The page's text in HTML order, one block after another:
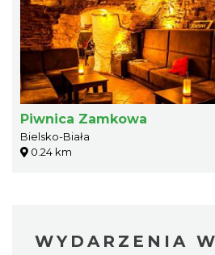
Piwnica Zamkowa
Bielsko-Biała
0.24 km
WYDARZENIA